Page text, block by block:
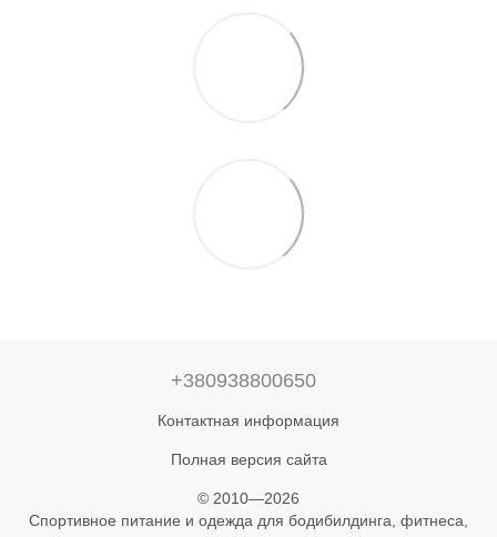
+380938800650
Контактная информация
Полная версия сайта
© 2010—2026
Спортивное питание и одежда для бодибилдинга, фитнеса,